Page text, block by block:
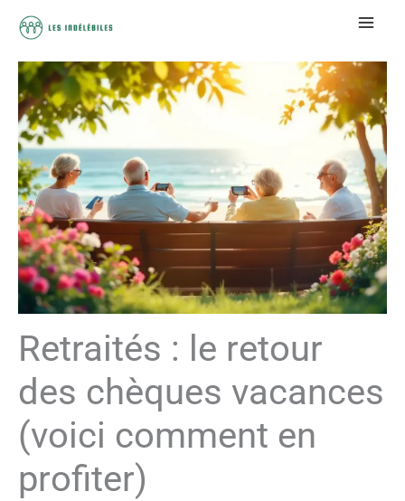
Aller
contenu
Retraités : le retour
des chèques vacances
(voici comment en
profiter)